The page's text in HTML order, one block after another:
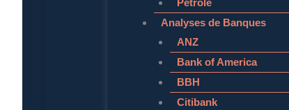
Analyses de Banques
ANZ
Bank of America
BBH
Citibank